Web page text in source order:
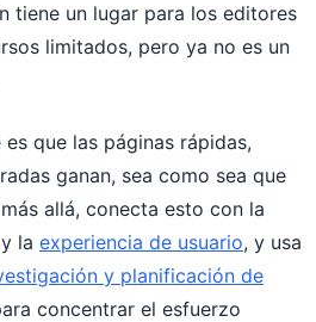
tiene un lugar para los editores
limitados, pero ya no es un
que las páginas rápidas,
ganan, sea como sea que
allá, conecta esto con la
y la experiencia de usuario, y usa
y planificación de
concentrar el esfuerzo